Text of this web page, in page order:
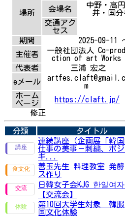
場所
会場名
中野・高
井・国
交通アク
セス
期間
2025-09-11
主催者
一般社団法人 Co-
ction of art Works
代表者
三浦 宏之
eメール
m
ホーム
ページ
https://claft.jp/
修正
分類 タイトル
連続講座（企画展「韓
仕事の美事－刺繍、ポジ
ギ...
善玉先生 料理教室 発
ス作り
日韓女子会KJG 한일여
【交流会】
第10回大学生対象 韓服
国文化体験